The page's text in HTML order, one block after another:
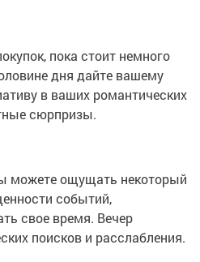
пока стоит немного
дня дайте вашему
в ваших романтических
сюрпризы.
можете ощущать некоторый
событий,
свое время. Вечер
поисков и расслабления.